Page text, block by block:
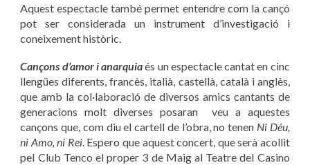
Aquest espectacle també permet entendre com la cançó
pot ser considerada un instrument d’investigació i
coneixement històric.
Cançons d’amor i anarquiaés un espectacle cantat en cinc
llengües diferents, francès, italià, castellà, català i anglès,
que amb la col·laboració de diversos amics cantants de
generacions molt diverses posaran veu a aquestes
cançons que, com diu el cartell de l’obra, no tenen Ni Déu,
ni Amo, ni Rei. Espero que aquest concert, que serà acollit
pel Club Tenco el proper 3 de Maig al Teatre del Casino